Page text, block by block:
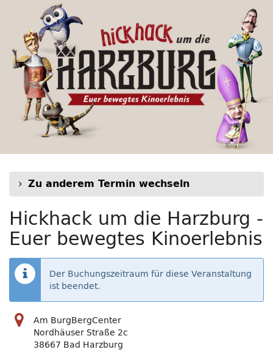
Inhalt
springen
Hickhack
um
die
Harzburg
Euer
bewegtes
Kinoerlebnis
Zu anderem Termin wechseln
Hickhack um die Harzburg -
Euer bewegtes Kinoerlebnis
Der Buchungszeitraum für diese Veranstaltung
ist beendet.
Am BurgBergCenter
Nordhäuser Straße 2c
38667 Bad Harzburg